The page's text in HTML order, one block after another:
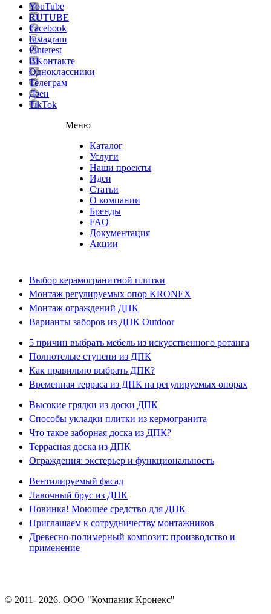
YouTube
RUTUBE
Facebook
Instagram
Pinterest
ВKонтакте
Одноклассники
Телеграм
Дзен
TikTok
Меню
Каталог
Услуги
Наши проекты
Идеи
Статьи
О компании
Бренды
FAQ
Документация
Акции
Выбор керамогранитной плитки
Монтаж регулируемых опор KRONEX
Монтаж ограждений ДПК
Варианты заборов из ДПК Outdoor
5 причин выбрать мебель из искусственного ротанга
Полнотелые ступени из ДПК
Как правильно выбрать ДПК?
Временная терраса из ДПК на регулируемых опорах
Высокие грядки из доски ДПК
Способы укладки плитки из кермогранита
Что такое заборная доска из ДПК?
Террасная доска из ДПК
Ограждения: экстерьер и функциональность
Вентилируемый фасад
Лавочный брус из ДПК
Новинка! Моющее средство для ДПК
Приглашаем к сотрудничеству монтажников
Древесно-полимерный композит: производство и
применение
© 2011- 2026. ООО "Компания Кронекс"